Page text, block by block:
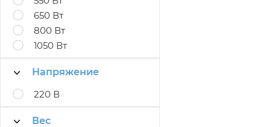
650 Вт
800 Вт
1050 Вт
Напряжение
220 В
Вес